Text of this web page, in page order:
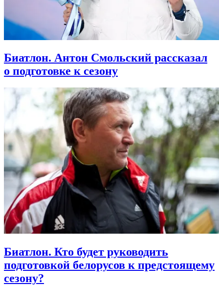
Биатлон. Антон Смольский рассказал
о подготовке к сезону
Биатлон. Кто будет руководить
подготовкой белорусов к предстоящему
сезону?